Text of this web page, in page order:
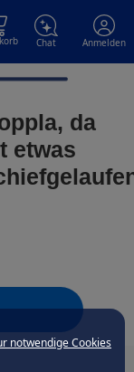
notwendige Cookies
Chat Anmelden
da
etwas